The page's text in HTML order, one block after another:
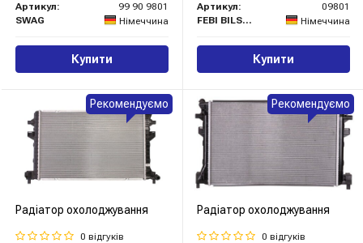
Артикул:
99 90 9801
SWAG
Німеччина
Купити
Артикул:
09801
FEBI BILSTEIN
Німеччина
Купити
Радіатор охолоджування
0 відгуків
Рекомендуємо
Радіатор охолоджування
0 відгуків
Рекомендуємо